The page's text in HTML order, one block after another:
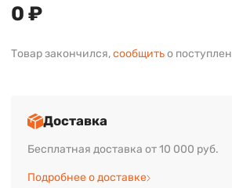
0 ₽
Товар закончился,сообщитьо
Доставка
Бесплатная доставка от 10 000 руб.
Подробнее о доставке